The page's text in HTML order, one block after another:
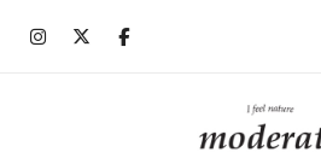
ホ
ー